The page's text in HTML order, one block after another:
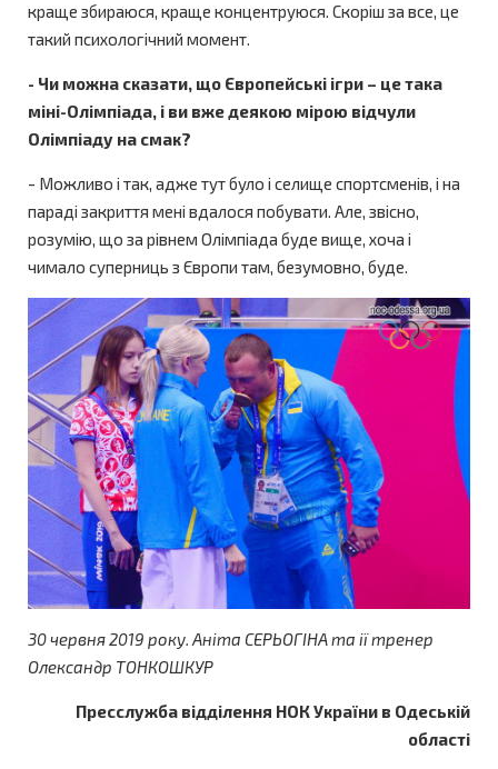
краще збираюся, краще концентруюся. Скоріш за все, це
такий психологічний момент.
- Чи можна сказати, що Європейські ігри – це така
міні-Олімпіада, і ви вже деякою мірою відчули
Олімпіаду на смак?
- Можливо і так, адже тут було і селище спортсменів, і на
параді закриття мені вдалося побувати. Але, звісно,
розумію, що за рівнем Олімпіада буде вище, хоча і
чимало суперниць з Європи там, безумовно, буде.
30 червня 2019 року. Аніта СЕРЬОГІНА та ії тренер
Олександр ТОНКОШКУР
Пресслужба відділення НОК України в Одеській
області